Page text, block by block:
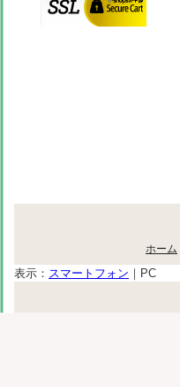
ホーム
表示： スマートフォン ｜ PC